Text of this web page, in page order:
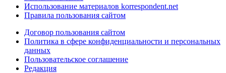
Использование материалов korrespondent.net
Правила пользования сайтом
Договор пользования сайтом
Политика в сфере конфиденциальности и персональных
данных
Пользовательское соглашение
Редакция